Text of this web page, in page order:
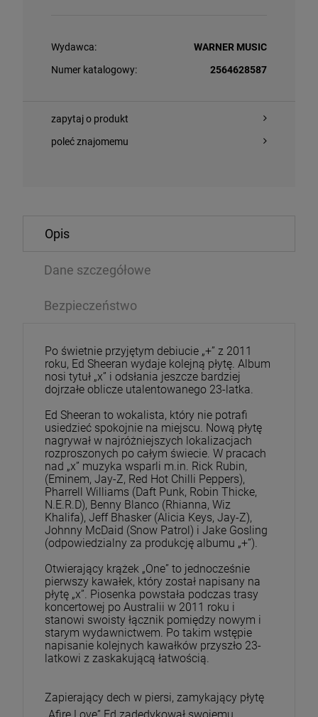
NOIR - THE DARK WE KEEP (CLEAR VINYL)
Wydawca:
WARNER MUSIC
Numer katalogowy:
2564628587
zapytaj o produkt
poleć znajomemu
Opis
Dane szczegółowe
Bezpieczeństwo
Po świetnie przyjętym debiucie „+” z 2011
roku, Ed Sheeran wydaje kolejną płytę. Album
nosi tytuł „x” i odsłania jeszcze bardziej
dojrzałe oblicze utalentowanego 23-latka.
Ed Sheeran to wokalista, który nie potrafi
usiedzieć spokojnie na miejscu. Nową płytę
nagrywał w najróżniejszych lokalizacjach
rozproszonych po całym świecie. W pracach
nad „x” muzyka wsparli m.in. Rick Rubin,
(Eminem, Jay-Z, Red Hot Chilli Peppers),
Pharrell Williams (Daft Punk, Robin Thicke,
N.E.R.D), Benny Blanco (Rhianna, Wiz
Khalifa), Jeff Bhasker (Alicia Keys, Jay-Z),
Johnny McDaid (Snow Patrol) i Jake Gosling
(odpowiedzialny za produkcję albumu „+”).
Otwierający krążek „One” to jednocześnie
pierwszy kawałek, który został napisany na
płytę „x”. Piosenka powstała podczas trasy
koncertowej po Australii w 2011 roku i
stanowi swoisty łącznik pomiędzy nowym i
starym wydawnictwem. Po takim wstępie
napisanie kolejnych kawałków przyszło 23-
latkowi z zaskakującą łatwością.
Zapierający dech w piersi, zamykający płytę